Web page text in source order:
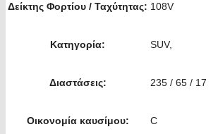
Δείκτης Φορτίου / Ταχύτητας: 108V
Κατηγορία: SUV,
Διαστάσεις: 235 / 65 / 17
Οικονομία καυσίμου: C